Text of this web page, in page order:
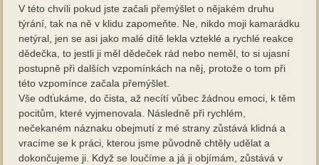
V této chvíli pokud jste začali přemýšlet o nějakém druhu
týrání, tak na ně v klidu zapomeňte. Ne, nikdo moji kamarádku
netýral, jen se asi jako malé dítě lekla vzteklé a rychlé reakce
dědečka, to jestli ji měl dědeček rád nebo neměl, to si ujasní
postupně při dalších vzpomínkách na něj, protože o tom při
této vzpomínce začala přemýšlet.
Vše odťukáme, do čista, až necítí vůbec žádnou emoci, k těm
pocitům, které vyjmenovala. Následně při rychlém,
nečekaném náznaku obejmutí z mé strany zůstává klidná a
vracíme se k práci, kterou jsme původně chtěly udělat a
dokončujeme ji. Když se loučíme a já ji objímám, zůstává v